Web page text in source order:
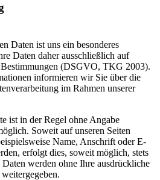
Daten ist uns ein besonderes
Daten daher ausschließlich auf
(DSGVO, TKG 2003).
informieren wir Sie über die
im Rahmen unserer
ist in der Regel ohne Angabe
Soweit auf unseren Seiten
Name, Anschrift oder E-
erfolgt dies, soweit möglich, stets
werden ohne Ihre ausdrückliche